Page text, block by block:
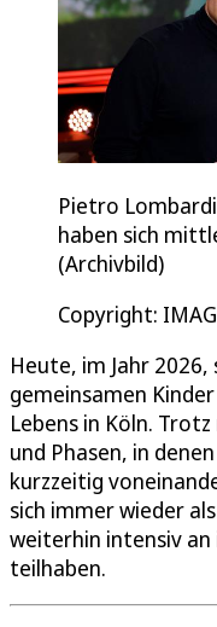
Pietro
haben sich
(Archivbild)
Copyright:
Heute, im Jahr
gemeinsamen
Lebens in Köln.
und Phasen, in
kurzzeitig
sich immer wieder
weiterhin intensiv
teilhaben.